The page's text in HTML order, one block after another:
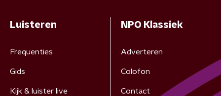
Luisteren
Frequenties
Gids
Kijk & luister live
NPO Klassiek
Adverteren
Colofon
Contact